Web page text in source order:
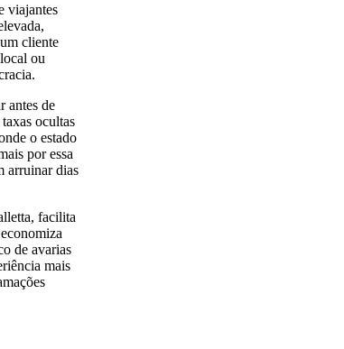
viajantes
cliente
ou
antes de
ocultas
o estado
por essa
arruinar dias
facilita
de avarias
mais